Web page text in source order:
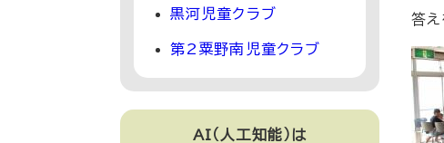
答
黒河児童クラブ
第2粟野南児童クラブ
AI（人工知能）は